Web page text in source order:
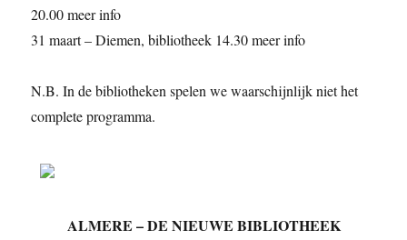
20.00 meer info
31 maart – Diemen, bibliotheek 14.30 meer info
N.B. In de bibliotheken spelen we waarschijnlijk niet het
complete programma.
ALMERE – DE NIEUWE BIBLIOTHEEK